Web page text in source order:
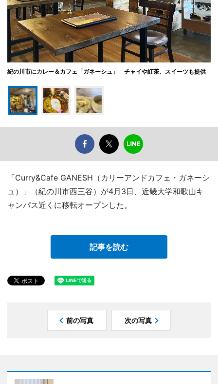
紀の川市にカレー＆カフェ「ガネーシュ」 チャイや紅茶、スイーツも提供
「Curry&Cafe GANESH（カリーアンドカフェ・ガネーシ
ュ）」（紀の川市西三谷）が4月3日、近畿大学和歌山キ
ャンパス近くに移転オープンした。
記事を読む
前の写真 次の写真